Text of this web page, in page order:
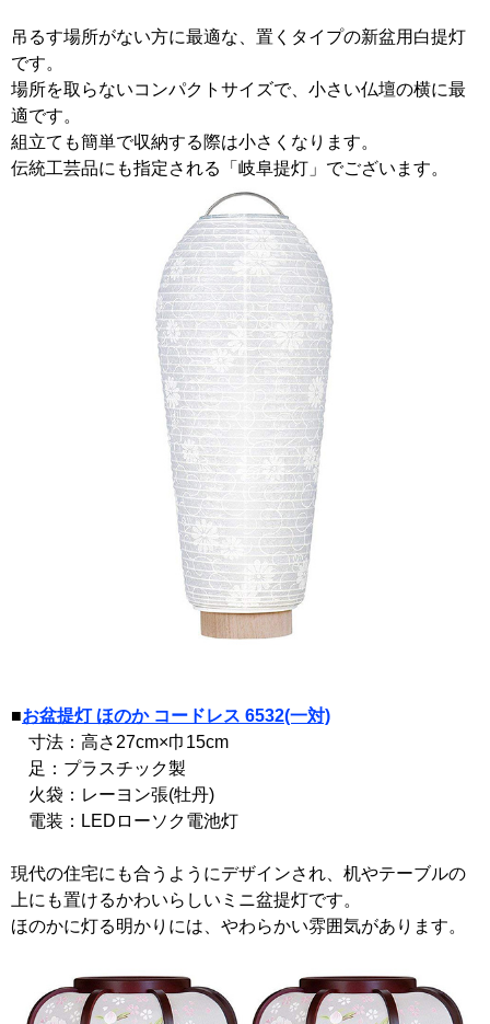
吊るす場所がない方に最適な、置くタイプの新盆用白提灯
です。
場所を取らないコンパクトサイズで、小さい仏壇の横に最
適です。
組立ても簡単で収納する際は小さくなります。
伝統工芸品にも指定される「岐阜提灯」でございます。
■お盆提灯 ほのか コードレス 6532(一対)
寸法：高さ27cm×巾15cm
足：プラスチック製
火袋：レーヨン張(牡丹)
電装：LEDローソク電池灯
現代の住宅にも合うようにデザインされ、机やテーブルの
上にも置けるかわいらしいミニ盆提灯です。
ほのかに灯る明かりには、やわらかい雰囲気があります。